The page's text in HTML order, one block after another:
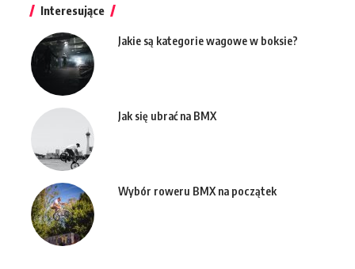
Interesujące
Jakie są kategorie wagowe w boksie?
Jak się ubrać na BMX
Wybór roweru BMX na początek